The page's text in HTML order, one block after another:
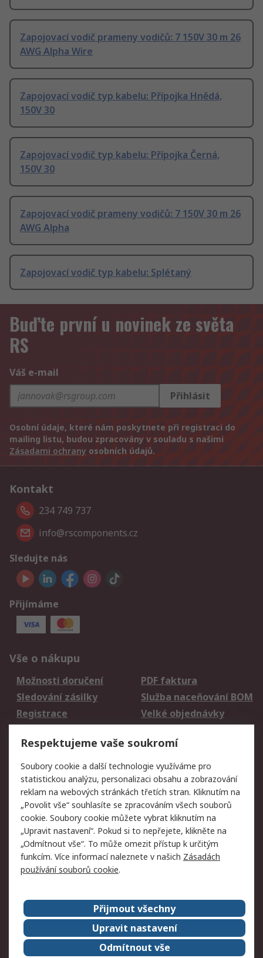
Zapojovací vodič prameny vodičů: 7 150V 30 m 26
AWG Alpha Wire
Zapojovací vodič typ kabelu: Přípojka Hnědá,
150V 30
Zapojovací vodič typ kabelu: Přípojka Černá,
150V 30
Zapojovací vodič prameny vodičů: 7 150V 30 m 26
AWG Alpha
Zapojovací vodič typ kabelu: Splétaný
Buďte první u novinek ze světa
RS
Váš e-mail
Přihlásit
Osobní údaje, které nám poskytnete při registraci do
mailing listu, budou zpracovány v souladu s našimi
Zásadami ochrany osobních údajů.
Kontakt
234 749 737
info@rscomponents.cz
Sledujte nás
Přijímáme
Vše o nákupu
Možnosti doručení
PDF faktura
Sledování zásilky
Služba naceňování BOM
Registrace
Velké objednávky
Právní
Autorská práva
Obchodní podmínky
společnosti RS
Prohlášení o ochraně
údajů
Zabezpečení
elektronické pošty
Zásady pro soubory
cookie
Zásady ochrany
osobních údajů
Kontakt
O naší společnosti
RS Group
Kariéra
Ocenění
Respektujeme vaše soukromí
Soubory cookie a další technologie využíváme pro
statistickou analýzu, personalizaci obsahu a zobrazování
reklam na webových stránkách třetích stran. Kliknutím na
„Povolit vše“ souhlasíte se zpracováním všech souborů
cookie. Soubory cookie můžete vybrat kliknutím na
„Upravit nastavení“. Pokud si to nepřejete, klikněte na
„Odmítnout vše“. To může omezit přístup k určitým
funkcím. Více informací naleznete v našich Zásadách
používání souborů cookie.
Přijmout všechny
Upravit nastavení
Odmítnout vše